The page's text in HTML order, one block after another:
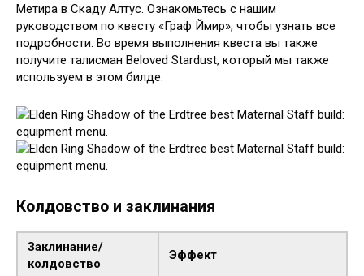
Метира в Скаду Алтус. Ознакомьтесь с нашим
руководством по квесту «Граф Ймир», чтобы узнать все
подробности. Во время выполнения квеста вы также
получите талисман Beloved Stardust, который мы также
используем в этом билде.
Колдовство и заклинания
Заклинание/
колдовство
Эффект